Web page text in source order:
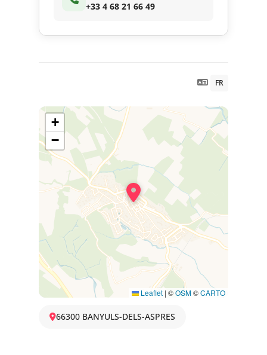
FR
+
−
Leaflet | ©OSM©CARTO
66300 BANYULS-DELS-ASPRES
+33 4 68 21 66 49